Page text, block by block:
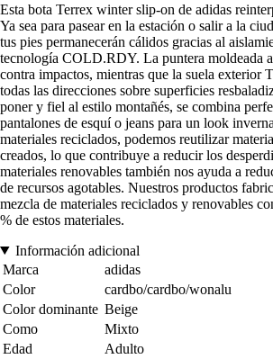
Esta bota Terrex winter slip-on de adidas
Ya sea para pasear en la estación o salir a la
tus pies permanecerán cálidos gracias al
tecnología COLD.RDY. La puntera moldeada
contra impactos, mientras que la suela exterior
todas las direcciones sobre superficies
poner y fiel al estilo montañés, se combina
pantalones de esquí o jeans para un look
materiales reciclados, podemos reutilizar
creados, lo que contribuye a reducir los
materiales renovables también nos ayuda a
de recursos agotables. Nuestros productos
mezcla de materiales reciclados y renovables
% de estos materiales.
Información adicional
Marca
adidas
Color
cardbo/cardbo/wonalu
Color dominante Beige
Como
Mixto
Edad
Adulto